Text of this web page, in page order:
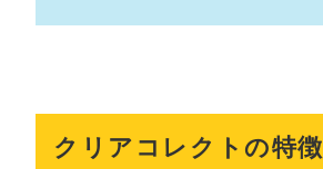
クリアコレクトの特徴